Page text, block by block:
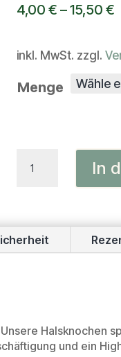
4,00 € –15,50 €
inkl. MwSt. zzgl.
Menge
HühnerhälseIn
Halsknochen
und ein